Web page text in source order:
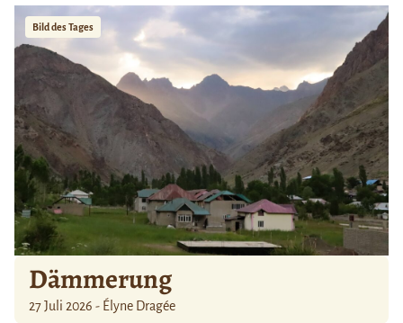
Bild des Tages
Dämmerung
27 Juli 2026 - Élyne Dragée